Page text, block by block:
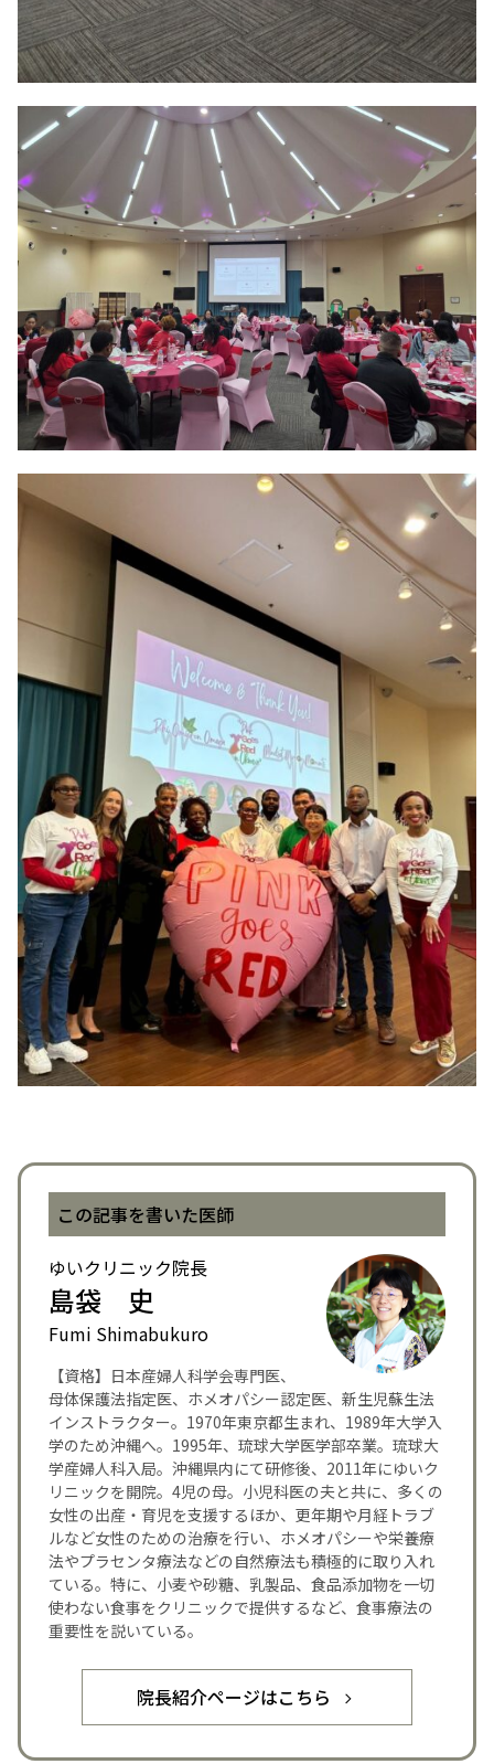
この記事を書いた医師
ゆいクリニック院長
島袋 史
Fumi Shimabukuro
【資格】日本産婦人科学会専門医、
母体保護法指定医、ホメオパシー認定医、新生児蘇生法
インストラクター。1970年東京都生まれ、1989年大学入
学のため沖縄へ。1995年、琉球大学医学部卒業。琉球大
学産婦人科入局。沖縄県内にて研修後、2011年にゆいク
リニックを開院。4児の母。小児科医の夫と共に、多くの
女性の出産・育児を支援するほか、更年期や月経トラブ
ルなど女性のための治療を行い、ホメオパシーや栄養療
法やプラセンタ療法などの自然療法も積極的に取り入れ
ている。特に、小麦や砂糖、乳製品、食品添加物を一切
使わない食事をクリニックで提供するなど、食事療法の
重要性を説いている。
院長紹介ページはこちら